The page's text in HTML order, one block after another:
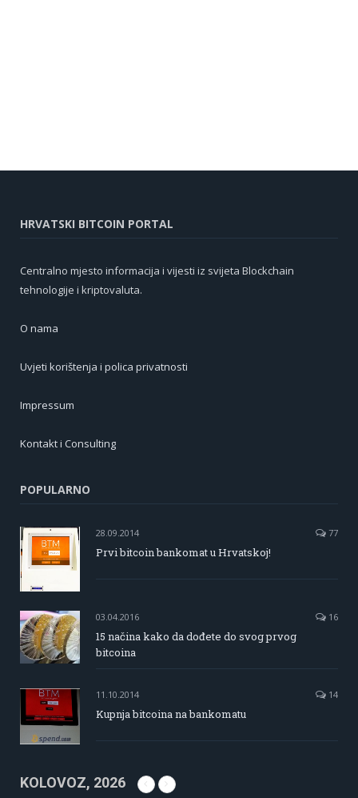
HRVATSKI BITCOIN PORTAL
Centralno mjesto informacija i vijesti iz svijeta Blockchain
tehnologije i kriptovaluta.
O nama
Uvjeti korištenja i polica privatnosti
Impressum
Kontakt i Consulting
POPULARNO
28.09.2014 77
Prvi bitcoin bankomat u Hrvatskoj!
03.04.2016 16
15 načina kako da dođete do svog prvog
bitcoina
11.10.2014 14
Kupnja bitcoina na bankomatu
KOLOVOZ, 2026